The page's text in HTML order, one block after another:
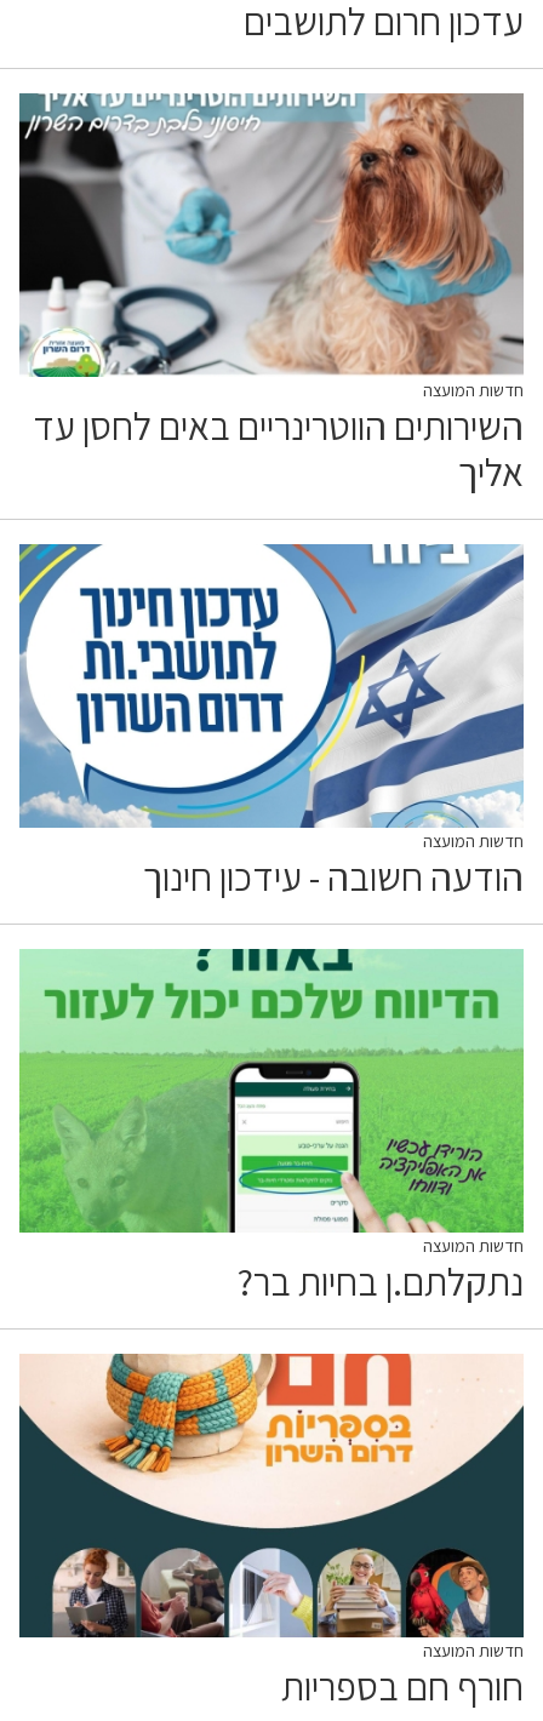
עדכון חרום לתושבים
חדשות המועצה
השירותים הווטרינריים באים לחסן עד
אליך
חדשות המועצה
הודעה חשובה - עידכון חינוך
חדשות המועצה
נתקלתם.ן בחיות בר?
חדשות המועצה
חורף חם בספריות